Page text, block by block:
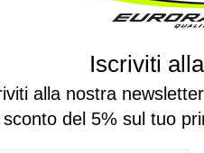
POTREBBE
Iscriviti
alla nostra
sconto del 5% sul tuo